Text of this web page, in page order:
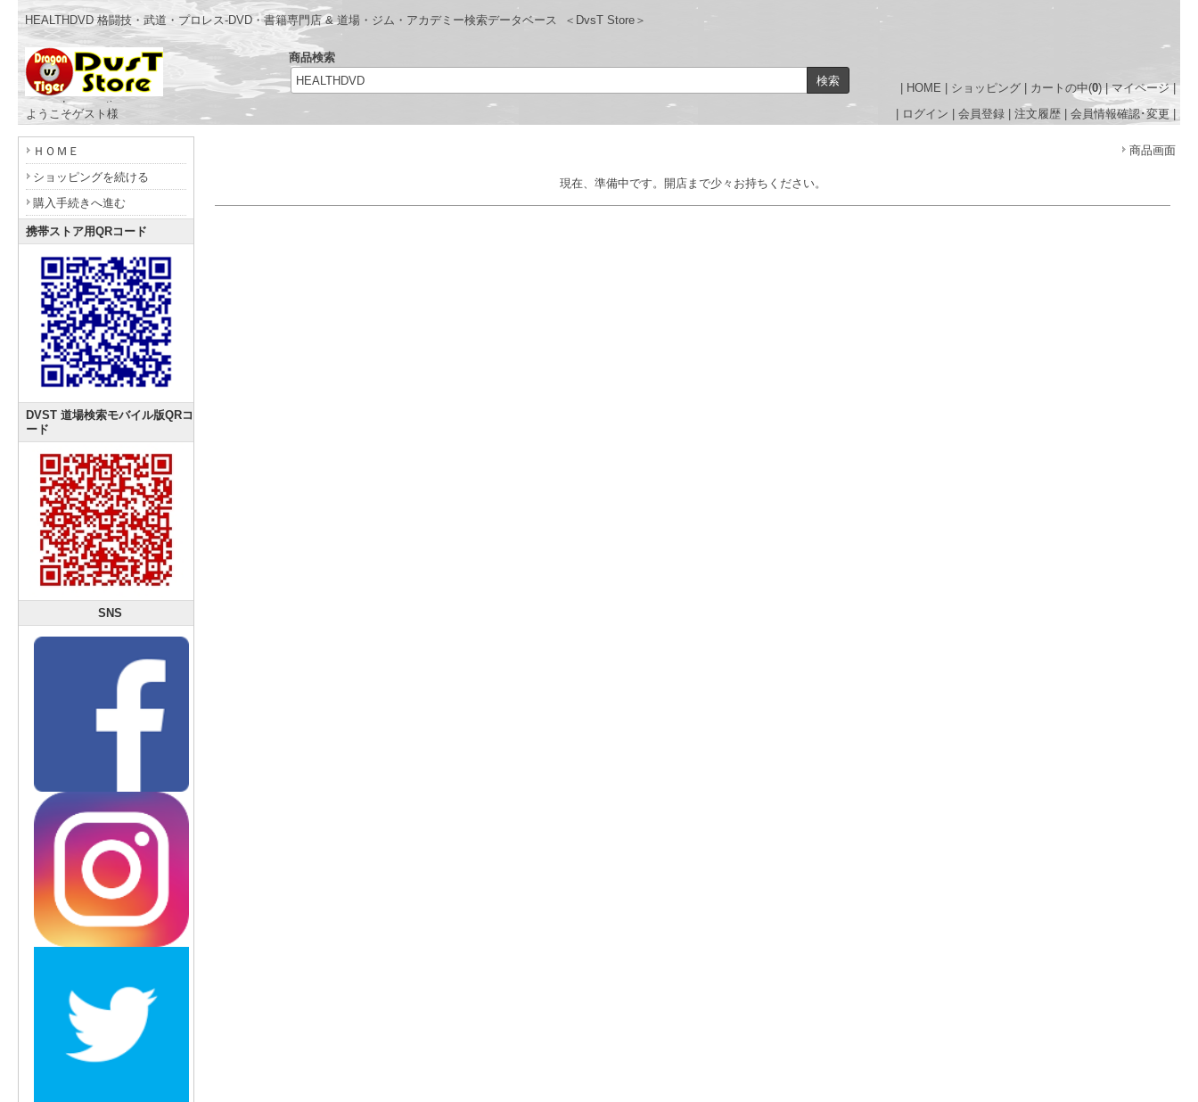
HEALTHDVD 格闘技・武道・プロレス-DVD・書籍専門店 & 道場・ジム・アカデミー検索データベース ＜DvsT Store＞
HOME ショッピング カートの中(0)|マイページ|
- www.dragonvstiger.com -
商品検索
ようこそゲスト様 ログイン 会員登録 注文履歴 会員情報確認･変更
商品画面
現在、準備中です。開店まで少々お持ちください。
ＨＯＭＥ
ショッピングを続ける
購入手続きへ進む
携帯ストア用QRコード
DVST 道場検索モバイル版QRコ
ード
SNS